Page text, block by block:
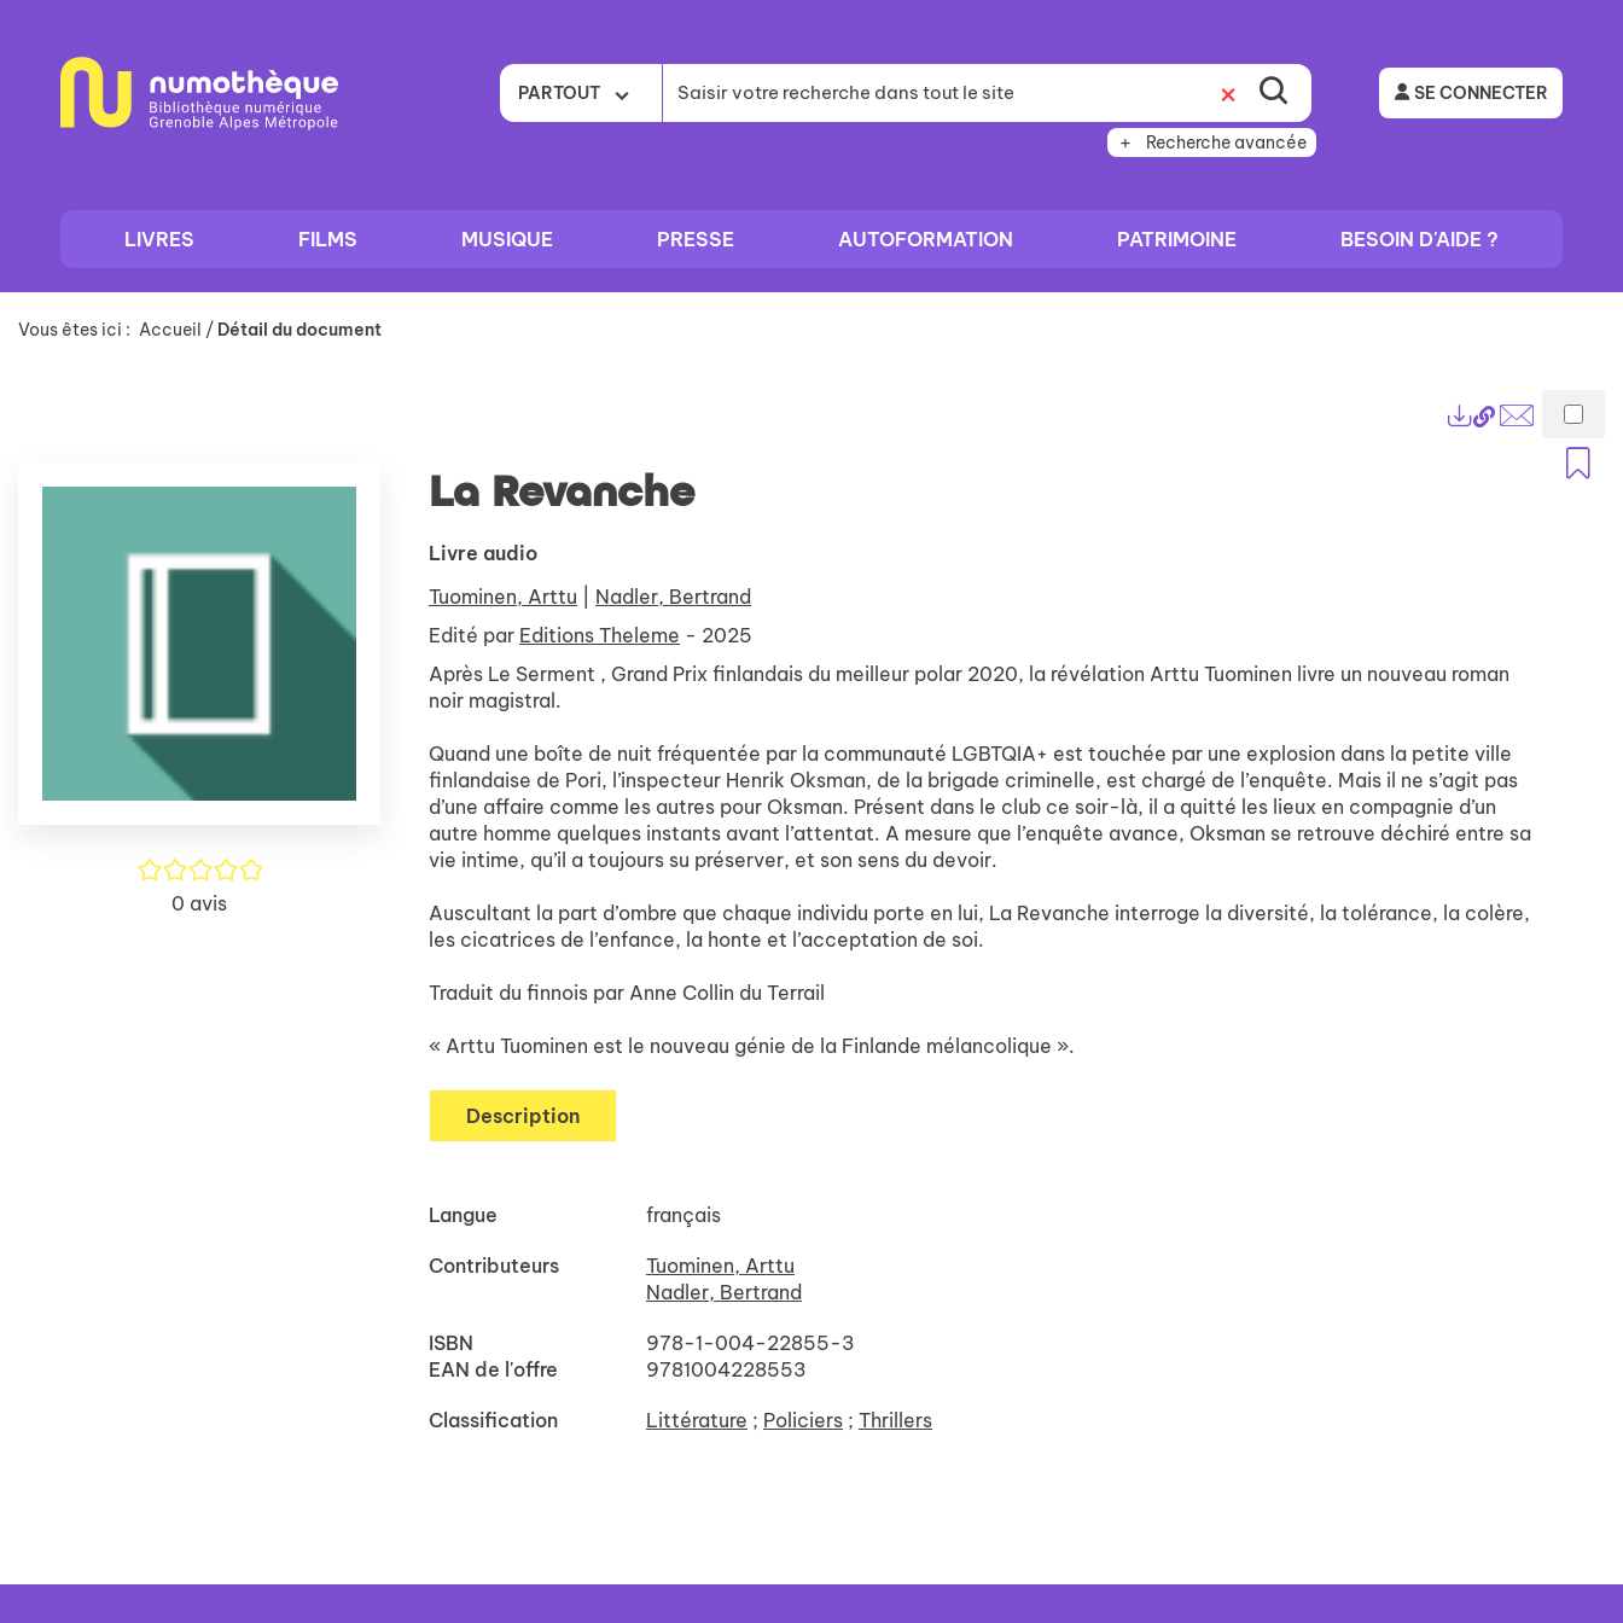
contenu
PARTOUT
Recherche avancée
SE CONNECTER
LIVRES FILMS MUSIQUE PRESSE AUTOFORMATION PATRIMOINE BESOIN D'AIDE ?
Vous êtes ici : Accueil / Détail du document
Lien
permanent
(Nouvelle
Envoyer
/5
0 avis
La Revanche
Livre audio
Tuominen, Arttu
Nadler, Bertrand
Edité par Editions Theleme - 2025
Après Le Serment , Grand Prix finlandais du meilleur polar 2020, la révélation Arttu Tuominen livre un nouveau roman
noir magistral.
Quand une boîte de nuit fréquentée par la communauté LGBTQIA+ est touchée par une explosion dans la petite ville
finlandaise de Pori, l’inspecteur Henrik Oksman, de la brigade criminelle, est chargé de l’enquête. Mais il ne s’agit pas
d’une affaire comme les autres pour Oksman. Présent dans le club ce soir-là, il a quitté les lieux en compagnie d’un
autre homme quelques instants avant l’attentat. A mesure que l’enquête avance, Oksman se retrouve déchiré entre sa
vie intime, qu’il a toujours su préserver, et son sens du devoir.
Auscultant la part d’ombre que chaque individu porte en lui, La Revanche interroge la diversité, la tolérance, la colère,
les cicatrices de l’enfance, la honte et l’acceptation de soi.
Traduit du finnois par Anne Collin du Terrail
« Arttu Tuominen est le nouveau génie de la Finlande mélancolique ».
Description
Langue français
Contributeurs
Tuominen, Arttu
Nadler, Bertrand
ISBN
978-1-004-22855-3
EAN de l'offre
9781004228553
Classification Littérature ; Policiers ; Thrillers